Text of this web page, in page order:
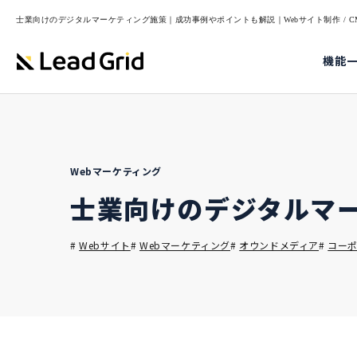
士業向けのデジタルマーケティング施策｜成功事例やポイントも解説｜Webサイト制作 /
機能
Webマーケティング
士業向けのデジタルマ
#Webサイト#Webマーケティング# オウンドメディア# コー